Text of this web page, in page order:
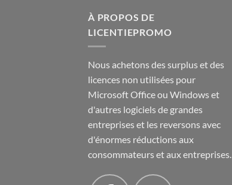
À PROPOS DE
LICENTIEPROMO
Nous achetons des surplus et des
licences non utilisées pour
Microsoft Office ou Windows et
d'autres logiciels de grandes
entreprises et les reversons avec
d'énormes réductions aux
consommateurs et aux entreprises.